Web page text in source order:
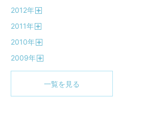
2012年
2011年
2010年
2009年
一覧を見る